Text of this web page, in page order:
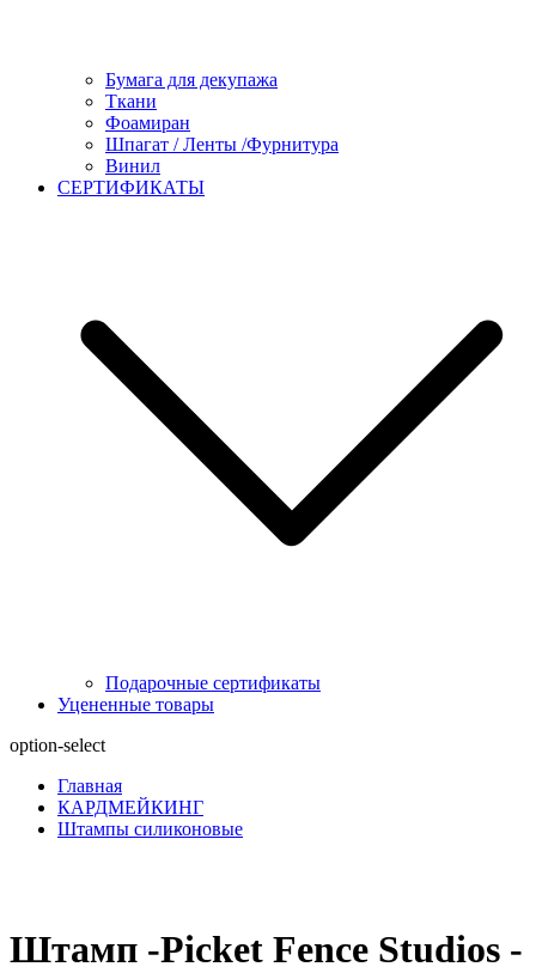
Бумага для декупажа
Ткани
Фоамиран
Шпагат / Ленты /Фурнитура
Винил
СЕРТИФИКАТЫ
Подарочные сертификаты
Уцененные товары
option-select
Главная
КАРДМЕЙКИНГ
Штампы силиконовые
Штамп -Picket Fence Studios -